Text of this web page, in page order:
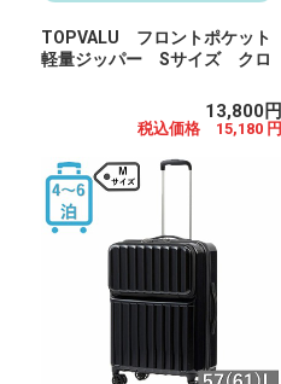
TOPVALU フロントポケット
軽量ジッパー Sサイズ クロ
13,800円
税込価格 15,180 円